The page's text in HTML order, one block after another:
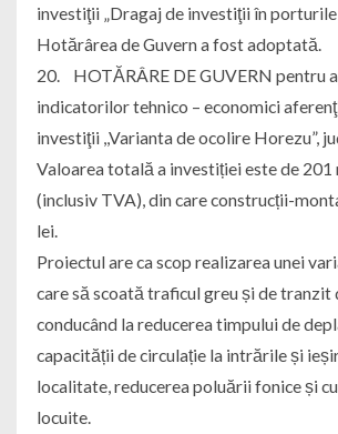
investiţii „Dragaj de investiţii în
Hotărârea de Guvern a fost adoptată.
20. HOTĂRÂRE DE GUVERN pentru
indicatorilor tehnico – economici
investiţii ,,Varianta de ocolire Horezu”,
Valoarea totală a investiției este de 201
(inclusiv TVA), din care construcții-
lei.
Proiectul are ca scop realizarea unei
care să scoată traficul greu și de tranzit
conducând la reducerea timpului de
capacității de circulație la intrările și
localitate, reducerea poluării fonice și
locuite.